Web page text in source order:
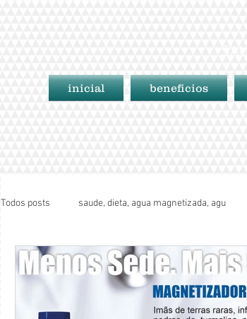
inicial beneficios
Todos posts saude, dieta, agua magnetizada, agu